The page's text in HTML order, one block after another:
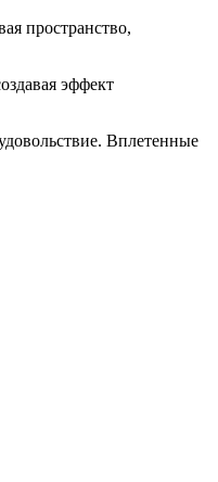
пространство,
эффект
Вплетенные